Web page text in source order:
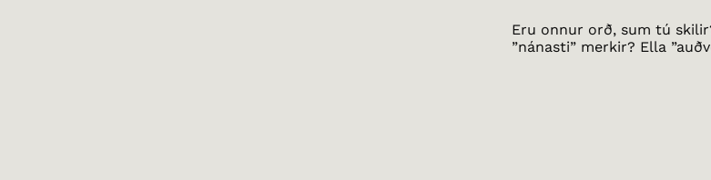
Eru onnur orð, sum tú
”nánasti” merkir? Ella